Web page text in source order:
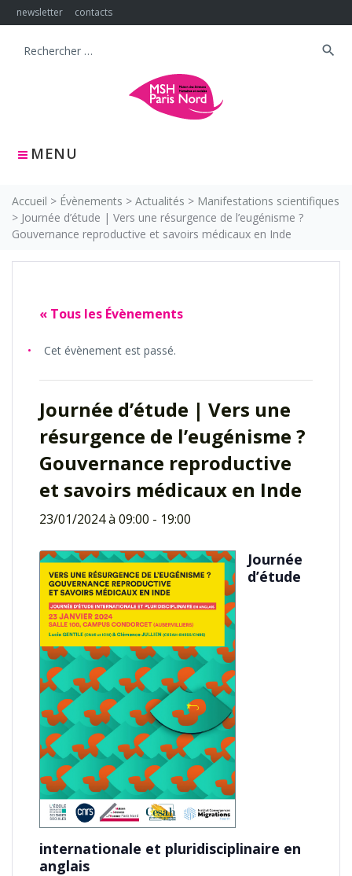
Skip
to
newsletter contacts
MENU
Search
search
Accueil > Évènements > Actualités > Manifestations scientifiques
> Journée d’étude | Vers une résurgence de l’eugénisme ?
Gouvernance reproductive et savoirs médicaux en Inde
« Tous les Évènements
Cet évènement est passé.
Journée d’étude | Vers une
résurgence de l’eugénisme ?
Gouvernance reproductive
et savoirs médicaux en Inde
23/01/2024 à 09:00 - 19:00
Journée
d’étude
internationale et pluridisciplinaire en
anglais